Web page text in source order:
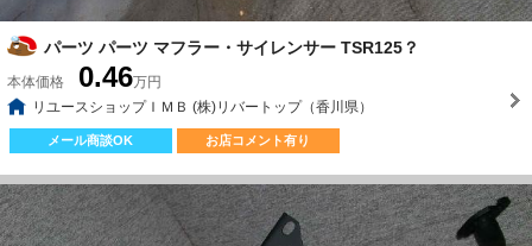
パーツ パーツ マフラー・サイレンサー TSR125？
本体価格 0.46万円
リユースショップＩＭＢ (株)リバートップ（香川県）
メール商談OK お店コメント有り